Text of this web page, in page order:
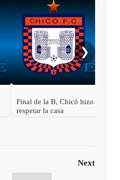
Final de la B, Chicó hizo
respetar la casa
❯
Next